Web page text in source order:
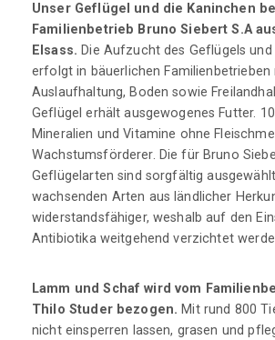
Unser Geflügel und die Kaninchen
Familienbetrieb Bruno Siebert S.A
Elsass.Die Aufzucht des Geflügels und
erfolgt in bäuerlichen
Auslaufhaltung, Boden sowie
Geflügel erhält ausgewogenes Futter.
Mineralien und Vitamine ohne
Wachstumsförderer. Die für Bruno
Geflügelarten sind sorgfältig
wachsenden Arten aus ländlicher
widerstandsfähiger, weshalb auf den
Antibiotika weitgehend verzichtet
Lamm und Schaf wird vom
Thilo Studer bezogen. Mit rund 800
nicht einsperren lassen, grasen und